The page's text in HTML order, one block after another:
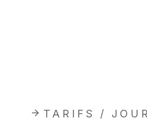
TARIFS / JOUR